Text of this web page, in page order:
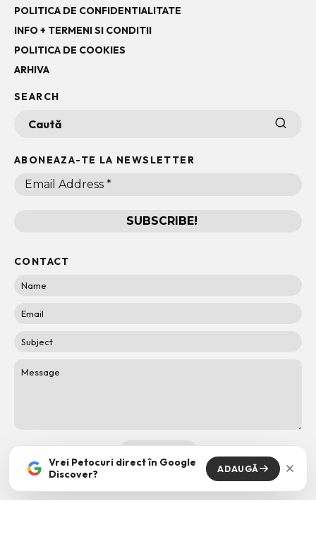
POLITICA DE CONFIDENTIALITATE
INFO + TERMENI SI CONDITII
POLITICA DE COOKIES
ARHIVA
SEARCH
ABONEAZA-TE LA NEWSLETTER
CONTACT
Vrei Petocuri direct în Google
Discover?
ADAUGĂ